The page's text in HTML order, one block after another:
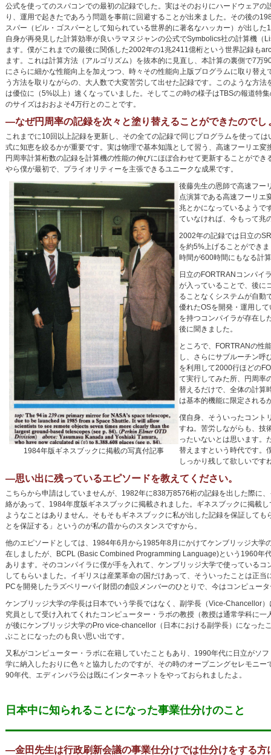
公式を使ってのスパコンでの最初の記録でした。実はそのおりにハードウェアの
り、運用で起きたであろう問題を事前に回避することが出来ました。その後の
スパー（ビル・ゴスパーとして知られている世界的に著名なハッカー）が出した
自身が再発見した計算効率が良いラマヌジャンの公式でSymbolics社の計算機（
ます。僕がこれまでの最後に関係した2002年の1兆2411億桁という世界記録も
ます。これは計算方法（アルゴリズム）を抜本的に見直し、本計算の裏側で7万
にさらに細かな性能向上を加えつつ、時々その性能向上版プログラムに取り替え
う方法を取りながらの、大人数で大変苦労して出せた記録です。このような方
は優位に（5%以上）速くなっていました。そしてこの時の様子はTBSの報道特
のサイズはおおよそ4万行とのことです。
―なぜ円周率の記録を次々と塗り替えることができたのでし
これまでに10回以上記録を更新し、その全ての記録で同じプログラムを使って
式に知恵を絞るかが重要です。実は物理で基本知識として習う、高速フーリエ
円周率計算桁数の記録を計算機の性能の伸びにほぼ合わせて更新することがで
やら僕が最初で、プライオリティーを主張できるユニークな成果です。
1984年版ギネスブックに掲載の写真付記事
後藤先生の恩師で高速フー
点演算である高速フーリエ
兆とかになっているようで
ていなければ、今もって兆
2002年の記録では日立の
を約5%上げることができ
時間が600時間にもなる計
日立のFORTRANコンパイ
が入っていることで、後に
ることなくシステムが自動
優れたOSを開発・運用し
を持つコンパイラが存在し
後に聞きました。
ところで、FORTRANの性
し、さらにサブルーチン呼
を利用して2000行ほどの
て実行してみた所、円周率
替えるだけで、全体の計算
は基本的機能に限定される
僕自身、そういったコント
すね。苦労しながらも、技
ったいないとは思います。
替えますという時代です。
しっかり残して欲しいです
―思い出に残っているエピソードを教えてください。
こちらから申請はしていませんが、1982年に838万8576桁の記録を出した際に
絡があって、1984年度版ギネスブックに掲載されました。ギネスブックに掲載
ようなことはありません。そもそもギネスブックに私が出した記録を保証して
とを保証する」というのが私の昔からのスタンスですから。
他のエピソードとしては、1984年6月から1985年8月にかけてケンブリッジ大
在しましたが、BCPL (Basic Combined Programming Language)という1960年
あります。そのコンパイラに僕が手を入れて、ケンブリッジ大学で使っている
してもらいました。イギリスは産業革命の国だけあって、そういったことは正
PCを開発したラズベリーパイ財団の創設メンバーのひとりで、今はコンピュー
ケンブリッジ大学の学長は日本でいう学長ではなく、副学長（Vice-Chancellor
究員として受け入れてくれたコンピューター・ラボの教授（教授は通常学科に
が後にケンブリッジ大学のPro vice-chancellor（日本における副学長）になっ
ぶことになったのも良い思い出です。
又私がコンピューター・ラボに在籍していたこともあり、1990年代に日立がソ
学に納入したおりに色々と協力したのですが、その時のオープニングセレモニ
90年代、エディンバラ公は既にインターネットをやっておられましたよ。
日本中に知られることになった事業仕分けのこと
―金田先生は行政刷新会議の事業仕分けでは仕分けをする